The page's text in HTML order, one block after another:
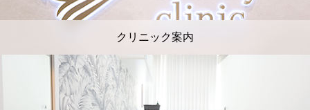
クリニック案内